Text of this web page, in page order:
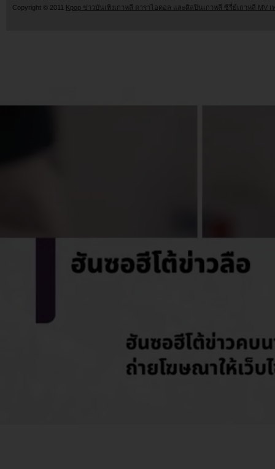
Copyright © 2011 Kpop ข่าวบันเทิงเกาหลี ดาราไอดอล และศิลปินเกาหลี ซีรี่ย์เกาหลี MV